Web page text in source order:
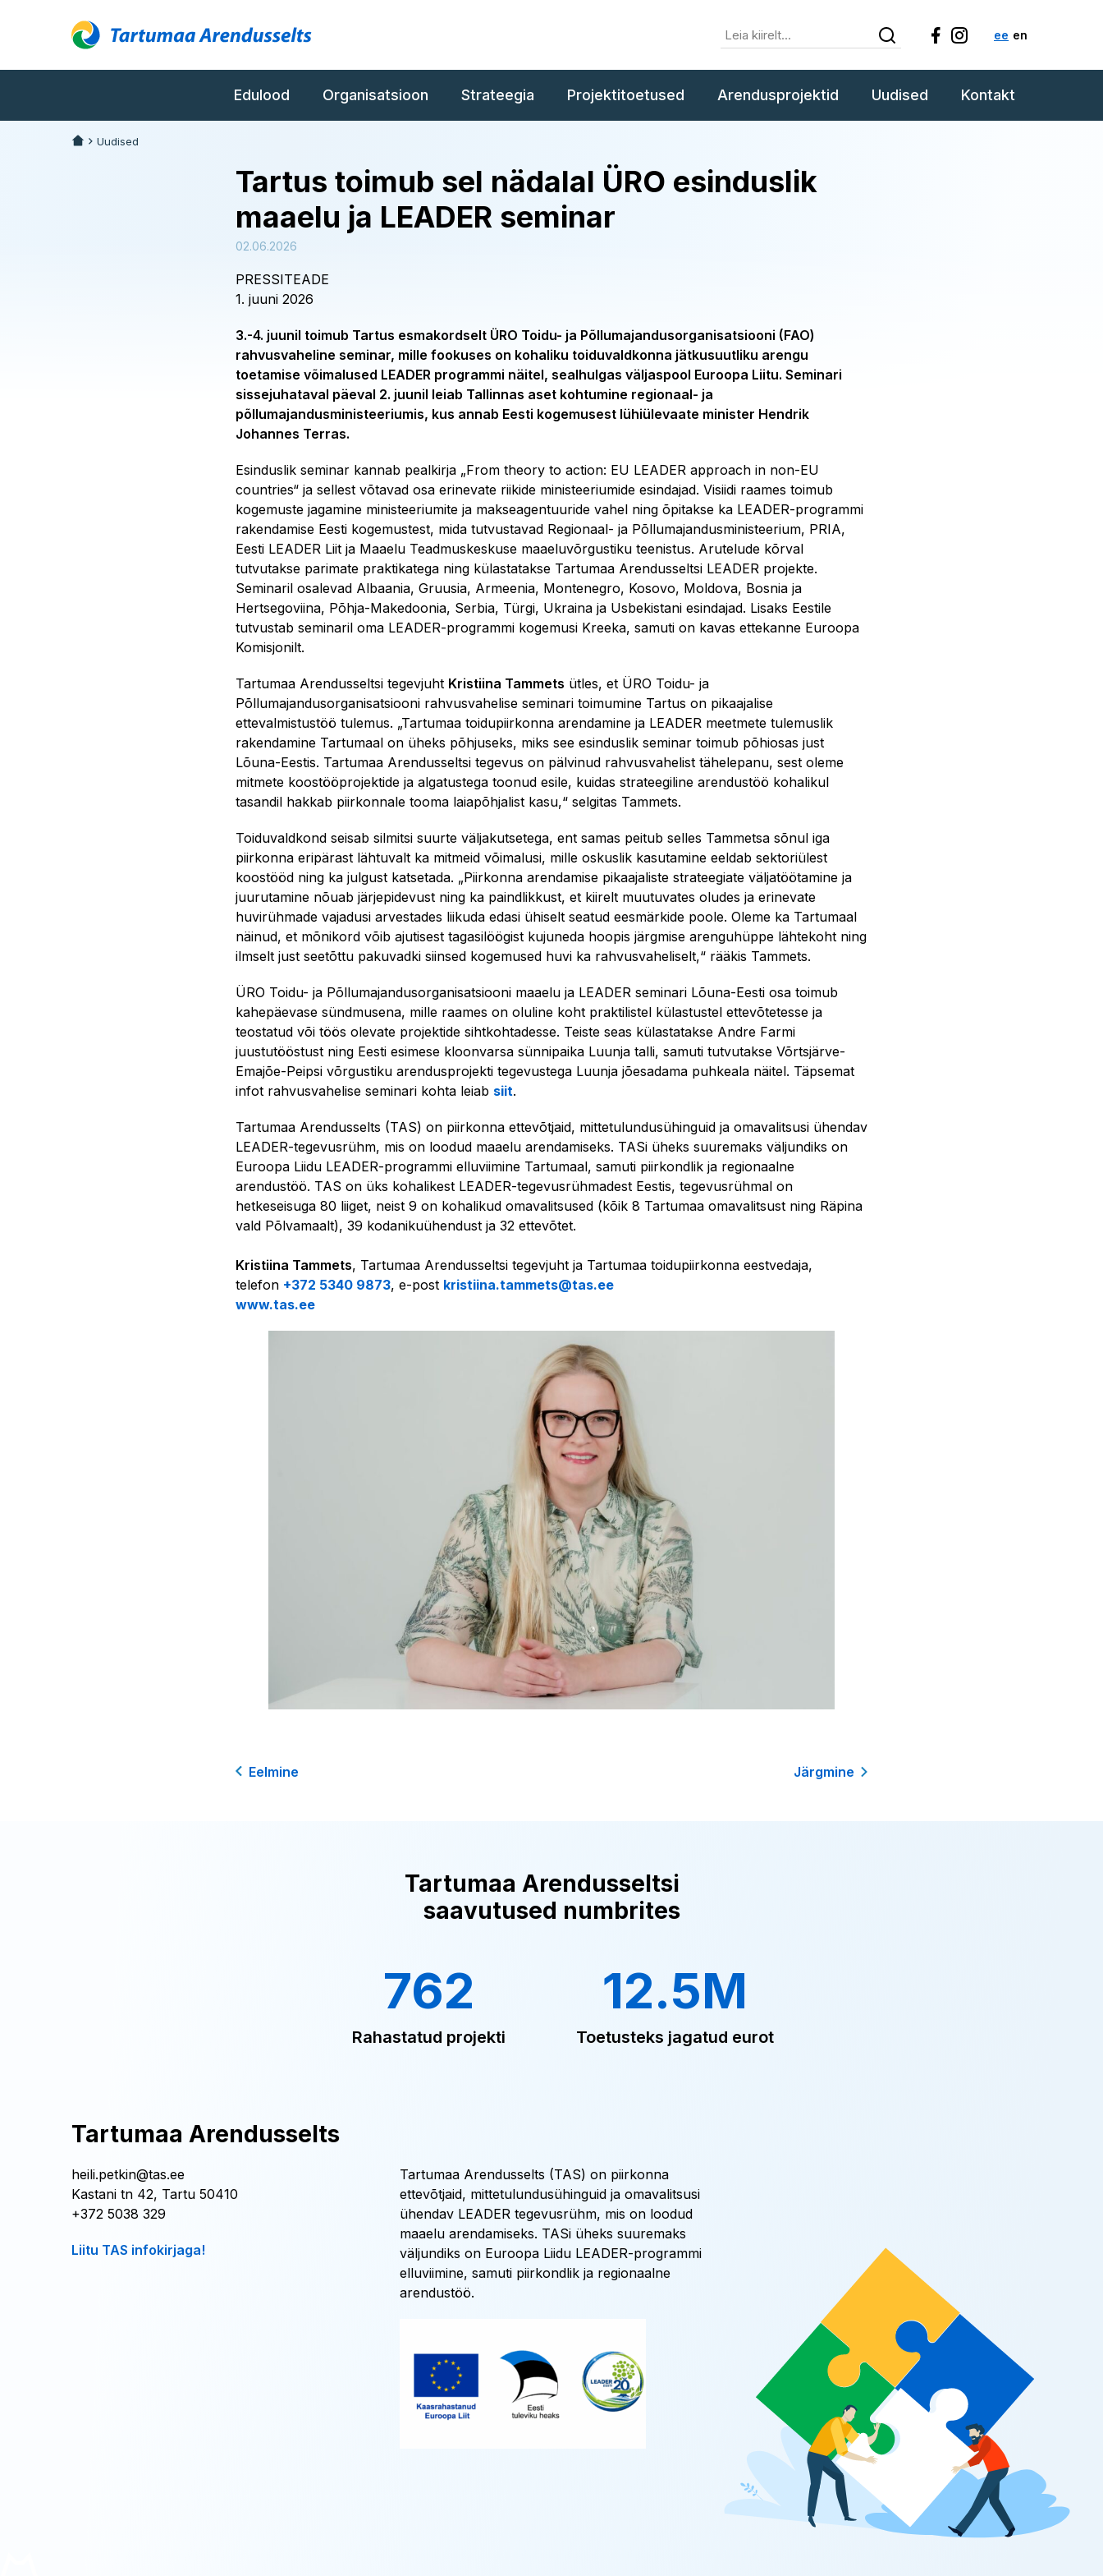
ee en
Edulood Organisatsioon Strateegia Projektitoetused Arendusprojektid Uudised Kontakt
Uudised
Tartus toimub sel nädalal ÜRO esinduslik
maaelu ja LEADER seminar
02.06.2026
PRESSITEADE
1. juuni 2026
3.-4. juunil toimub Tartus esmakordselt ÜRO Toidu- ja Põllumajandusorganisatsiooni (FAO)
rahvusvaheline seminar, mille fookuses on kohaliku toiduvaldkonna jätkusuutliku arengu
toetamise võimalused LEADER programmi näitel, sealhulgas väljaspool Euroopa Liitu. Seminari
sissejuhataval päeval 2. juunil leiab Tallinnas aset kohtumine regionaal- ja
põllumajandusministeeriumis, kus annab Eesti kogemusest lühiülevaate minister Hendrik
Johannes Terras.
Esinduslik seminar kannab pealkirja „From theory to action: EU LEADER approach in non-EU
countries“ ja sellest võtavad osa erinevate riikide ministeeriumide esindajad. Visiidi raames toimub
kogemuste jagamine ministeeriumite ja makseagentuuride vahel ning õpitakse ka LEADER-programmi
rakendamise Eesti kogemustest, mida tutvustavad Regionaal- ja Põllumajandusministeerium, PRIA,
Eesti LEADER Liit ja Maaelu Teadmuskeskuse maaeluvõrgustiku teenistus. Arutelude kõrval
tutvutakse parimate praktikatega ning külastatakse Tartumaa Arendusseltsi LEADER projekte.
Seminaril osalevad Albaania, Gruusia, Armeenia, Montenegro, Kosovo, Moldova, Bosnia ja
Hertsegoviina, Põhja-Makedoonia, Serbia, Türgi, Ukraina ja Usbekistani esindajad. Lisaks Eestile
tutvustab seminaril oma LEADER-programmi kogemusi Kreeka, samuti on kavas ettekanne Euroopa
Komisjonilt.
Tartumaa Arendusseltsi tegevjuht Kristiina Tammets ütles, et ÜRO Toidu- ja
Põllumajandusorganisatsiooni rahvusvahelise seminari toimumine Tartus on pikaajalise
ettevalmistustöö tulemus. „Tartumaa toidupiirkonna arendamine ja LEADER meetmete tulemuslik
rakendamine Tartumaal on üheks põhjuseks, miks see esinduslik seminar toimub põhiosas just
Lõuna-Eestis. Tartumaa Arendusseltsi tegevus on pälvinud rahvusvahelist tähelepanu, sest oleme
mitmete koostööprojektide ja algatustega toonud esile, kuidas strateegiline arendustöö kohalikul
tasandil hakkab piirkonnale tooma laiapõhjalist kasu,“ selgitas Tammets.
Toiduvaldkond seisab silmitsi suurte väljakutsetega, ent samas peitub selles Tammetsa sõnul iga
piirkonna eripärast lähtuvalt ka mitmeid võimalusi, mille oskuslik kasutamine eeldab sektoriülest
koostööd ning ka julgust katsetada. „Piirkonna arendamise pikaajaliste strateegiate väljatöötamine ja
juurutamine nõuab järjepidevust ning ka paindlikkust, et kiirelt muutuvates oludes ja erinevate
huvirühmade vajadusi arvestades liikuda edasi ühiselt seatud eesmärkide poole. Oleme ka Tartumaal
näinud, et mõnikord võib ajutisest tagasilöögist kujuneda hoopis järgmise arenguhüppe lähtekoht ning
ilmselt just seetõttu pakuvadki siinsed kogemused huvi ka rahvusvaheliselt,“ rääkis Tammets.
ÜRO Toidu- ja Põllumajandusorganisatsiooni maaelu ja LEADER seminari Lõuna-Eesti osa toimub
kahepäevase sündmusena, mille raames on oluline koht praktilistel külastustel ettevõtetesse ja
teostatud või töös olevate projektide sihtkohtadesse. Teiste seas külastatakse Andre Farmi
juustutööstust ning Eesti esimese kloonvarsa sünnipaika Luunja talli, samuti tutvutakse Võrtsjärve-
Emajõe-Peipsi võrgustiku arendusprojekti tegevustega Luunja jõesadama puhkeala näitel. Täpsemat
infot rahvusvahelise seminari kohta leiab siit.
Tartumaa Arendusselts (TAS) on piirkonna ettevõtjaid, mittetulundusühinguid ja omavalitsusi ühendav
LEADER-tegevusrühm, mis on loodud maaelu arendamiseks. TASi üheks suuremaks väljundiks on
Euroopa Liidu LEADER-programmi elluviimine Tartumaal, samuti piirkondlik ja regionaalne
arendustöö. TAS on üks kohalikest LEADER-tegevusrühmadest Eestis, tegevusrühmal on
hetkeseisuga 80 liiget, neist 9 on kohalikud omavalitsused (kõik 8 Tartumaa omavalitsust ning Räpina
vald Põlvamaalt), 39 kodanikuühendust ja 32 ettevõtet.
Kristiina Tammets, Tartumaa Arendusseltsi tegevjuht ja Tartumaa toidupiirkonna eestvedaja,
telefon +372 5340 9873, e-post kristiina.tammets@tas.ee
www.tas.ee
Eelmine Järgmine
Tartumaa Arendusseltsi
saavutused numbrites
762
Rahastatud projekti
12.5M
Toetusteks jagatud eurot
Tartumaa Arendusselts
heili.petkin@tas.ee
Kastani tn 42, Tartu 50410
+372 5038 329
Liitu TAS infokirjaga!
Tartumaa Arendusselts (TAS) on piirkonna
ettevõtjaid, mittetulundusühinguid ja omavalitsusi
ühendav LEADER tegevusrühm, mis on loodud
maaelu arendamiseks. TASi üheks suuremaks
väljundiks on Euroopa Liidu LEADER-programmi
elluviimine, samuti piirkondlik ja regionaalne
arendustöö.